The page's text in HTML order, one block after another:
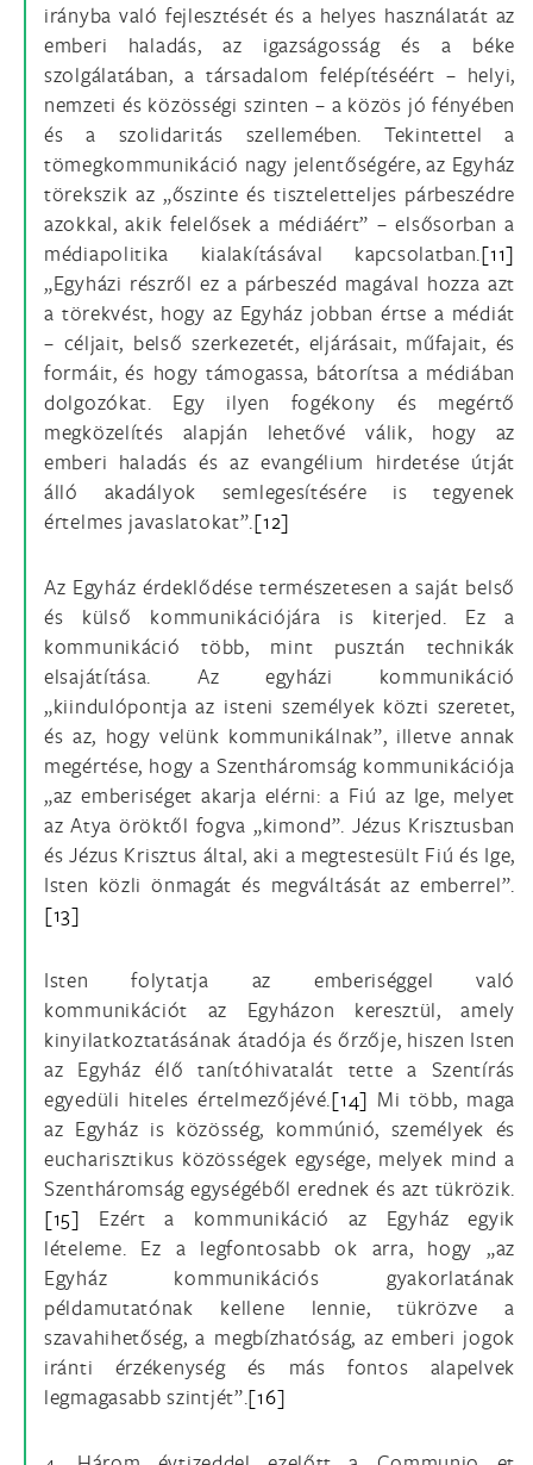
irányba való fejlesztését és a helyes használatát az
emberi haladás, az igazságosság és a béke
szolgálatában, a társadalom felépítéséért – helyi,
nemzeti és közösségi szinten – a közös jó fényében
és a szolidaritás szellemében. Tekintettel a
tömegkommunikáció nagy jelentőségére, az Egyház
törekszik az „őszinte és tiszteletteljes párbeszédre
azokkal, akik felelősek a médiáért” – elsősorban a
médiapolitika kialakításával kapcsolatban.[11]
„Egyházi részről ez a párbeszéd magával hozza azt
a törekvést, hogy az Egyház jobban értse a médiát
– céljait, belső szerkezetét, eljárásait, műfajait, és
formáit, és hogy támogassa, bátorítsa a médiában
dolgozókat. Egy ilyen fogékony és megértő
megközelítés alapján lehetővé válik, hogy az
emberi haladás és az evangélium hirdetése útját
álló akadályok semlegesítésére is tegyenek
értelmes javaslatokat”.[12]
Az Egyház érdeklődése természetesen a saját belső
és külső kommunikációjára is kiterjed. Ez a
kommunikáció több, mint pusztán technikák
elsajátítása. Az egyházi kommunikáció
„kiindulópontja az isteni személyek közti szeretet,
és az, hogy velünk kommunikálnak”, illetve annak
megértése, hogy a Szentháromság kommunikációja
„az emberiséget akarja elérni: a Fiú az Ige, melyet
az Atya öröktől fogva „kimond”. Jézus Krisztusban
és Jézus Krisztus által, aki a megtestesült Fiú és Ige,
Isten közli önmagát és megváltását az emberrel”.
[13]
Isten folytatja az emberiséggel való
kommunikációt az Egyházon keresztül, amely
kinyilatkoztatásának átadója és őrzője, hiszen Isten
az Egyház élő tanítóhivatalát tette a Szentírás
egyedüli hiteles értelmezőjévé.[14] Mi több, maga
az Egyház is közösség, kommúnió, személyek és
eucharisztikus közösségek egysége, melyek mind a
Szentháromság egységéből erednek és azt tükrözik.
[15] Ezért a kommunikáció az Egyház egyik
lételeme. Ez a legfontosabb ok arra, hogy „az
Egyház kommunikációs gyakorlatának
példamutatónak kellene lennie, tükrözve a
szavahihetőség, a megbízhatóság, az emberi jogok
iránti érzékenység és más fontos alapelvek
legmagasabb szintjét”.[16]